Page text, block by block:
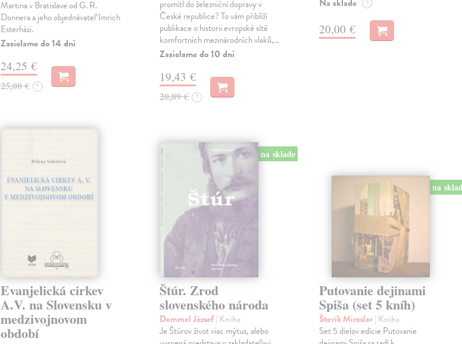
Martina v Bratislave od G. R.
Donnera a jeho objednávateľ Imrich
Esterházi.
Zasielame do 14 dní
24,25 €
25,00 € ?
promítl do železniční dopravy v
České republice? To vám přiblíží
publikace o historii evropské sítě
komfortních mezinárodních vlaků,…
Zasielame do 10 dní
19,43 €
20,89 € ?
Na sklade ?
20,00 €
Evanjelická cirkev
A.V. na Slovensku v
medzivojnovom
období
na sklade
Štúr. Zrod
slovenského národa
Demmel József| Kniha
Je Štúrov život viac mýtus, alebo
na
Putovanie dejinami
Spiša (set 5 kníh)
Števík Miroslav| Kniha
Set 5 dielov edície Putovanie